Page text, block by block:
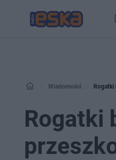
Wiadomości Rogatki
Rogatki